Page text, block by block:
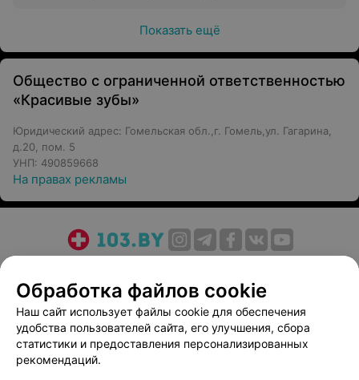
Показать ещё
Общество с ограниченной ответственностью
«Красивые зубы»
Юридический адрес: Гомельская обл.,г. Гомель,ул. Гагарина,
д.20, пом. 5
УНП: 490859668
На правах рекламы
Медицинский маркетинг
Публичный договор
Пользовательское соглашение
Способы оплаты
Вакансии
Партнеры
Написать руководителю 103.by
Обработка файлов cookie
Наш сайт использует файлы cookie для обеспечения
удобства пользователей сайта, его улучшения, сбора
статистики и предоставления персонализированных
рекомендаций.